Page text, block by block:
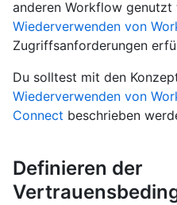
anderen Workflow genutzt
Wiederverwenden von
Zugriffsanforderungen
Du solltest mit den
Wiederverwenden von
Connect beschrieben
Definieren der